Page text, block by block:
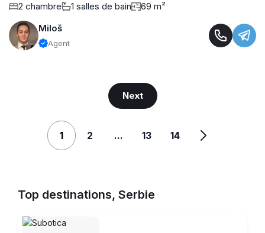
2 chambre 1 salles de bain
69 m²
Miloš
Agent
Next
1 2 ... 13 14
Top destinations, Serbie